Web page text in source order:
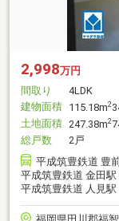
2,998万円
間取り
4LDK
建物面積 115.18m2
土地面積 247.38m2
総戸数
2戸
平成筑豊鉄道 豊
平成筑豊鉄道 金田駅
平成筑豊鉄道 人見駅